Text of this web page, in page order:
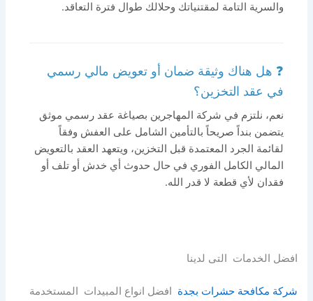
والسرية التامة لمقتنياتك وحلالك طوال فترة التعاقد.
❓ هل هناك وثيقة ضمان أو تعويض مالي رسمي
في عقد التخزين؟
نعم، نلتزم في شركة المهاجرين بصياغة عقد رسمي موثق
يتضمن بنداً صريحاً بالتأمين الشامل على العفش وفقاً
لقائمة الجرد المعتمدة قبل التخزين، ويتعهد العقد بالتعويض
المالي الكامل الفوري في حال حدوث أي خدش أو تلف أو
فقدان لأي قطعة لا قدر الله.
افضل الخدمات التى لدينا
شركة مكافحة حشرات بجدة افضل انواع المبيدات المستخدمة